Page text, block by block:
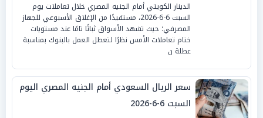
الدينار الكويتي أمام الجنيه المصري خلال تعاملات يوم
السبت 6-6-2026، مستفيدًا من الإغلاق الأسبوعي للجهاز
المصرفي؛ حيث تشهد الأسواق ثباتًا تامًا عند مستويات
ختام تعاملات الأمس نظرًا لتعطل العمل بالبنوك بمناسبة
عطلة ن
سعر الريال السعودي أمام الجنيه المصري اليوم
السبت 6-6-2026